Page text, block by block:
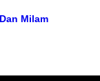
Dan Milam